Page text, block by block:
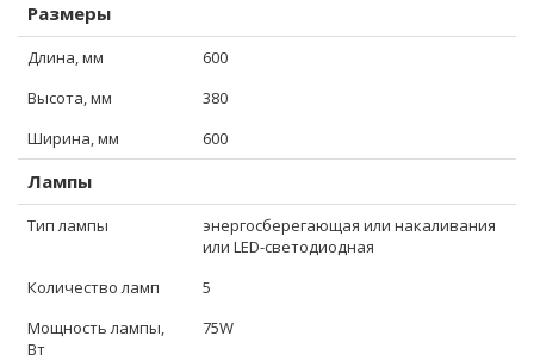
Размеры
Длина, мм
600
Высота, мм
380
Ширина, мм
600
Лампы
Тип лампы
энергосберегающая или накаливания
или LED-светодиодная
Количество ламп
5
Мощность лампы,
Вт
75W